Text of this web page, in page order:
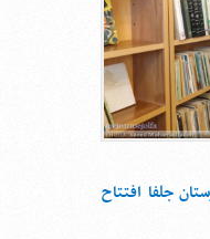
جلفا افتتاح